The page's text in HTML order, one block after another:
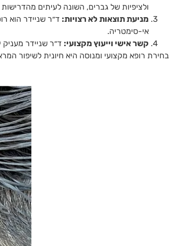
ולציפיות של גברים, השונה לעיתים
מניעת תוצאות לא רצויות: ד״ר שניידר הוא
אי-סימטריה​.
קשר אישי וייעוץ מקצועי: ד״ר שניידר
בחירת רופא מקצועי ומנוסה היא חיונית לשיפור